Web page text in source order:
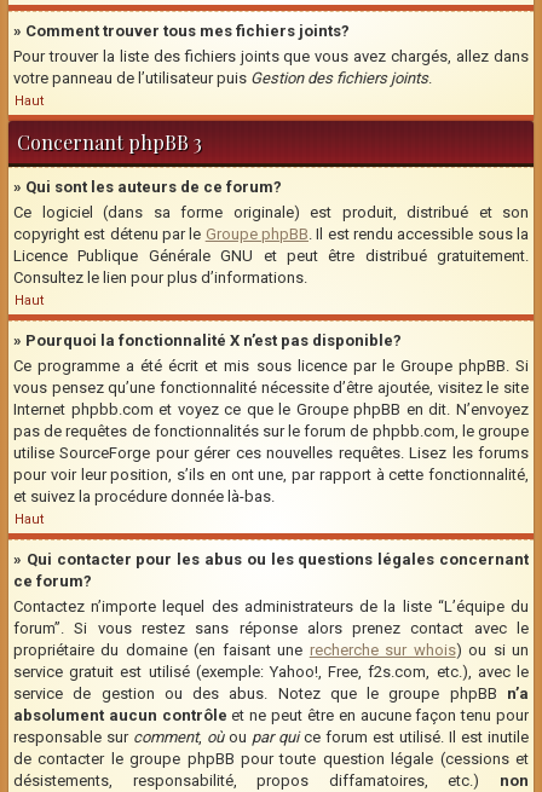
» Comment trouver tous mes fichiers joints?
Pour trouver la liste des fichiers joints que vous avez chargés, allez dans
votre panneau de l’utilisateur puis Gestion des fichiers joints.
Haut
Concernant phpBB 3
» Qui sont les auteurs de ce forum?
Ce logiciel (dans sa forme originale) est produit, distribué et son
copyright est détenu par le Groupe phpBB. Il est rendu accessible sous la
Licence Publique Générale GNU et peut être distribué gratuitement.
Consultez le lien pour plus d’informations.
Haut
» Pourquoi la fonctionnalité X n’est pas disponible?
Ce programme a été écrit et mis sous licence par le Groupe phpBB. Si
vous pensez qu’une fonctionnalité nécessite d’être ajoutée, visitez le site
Internet phpbb.com et voyez ce que le Groupe phpBB en dit. N’envoyez
pas de requêtes de fonctionnalités sur le forum de phpbb.com, le groupe
utilise SourceForge pour gérer ces nouvelles requêtes. Lisez les forums
pour voir leur position, s’ils en ont une, par rapport à cette fonctionnalité,
et suivez la procédure donnée là-bas.
Haut
» Qui contacter pour les abus ou les questions légales concernant
ce forum?
Contactez n’importe lequel des administrateurs de la liste “L’équipe du
forum”. Si vous restez sans réponse alors prenez contact avec le
propriétaire du domaine (en faisant une recherche sur whois) ou si un
service gratuit est utilisé (exemple: Yahoo!, Free, f2s.com, etc.), avec le
service de gestion ou des abus. Notez que le groupe phpBB n’a
absolument aucun contrôle et ne peut être en aucune façon tenu pour
responsable sur comment, oùou par quice forum est utilisé. Il est inutile
de contacter le groupe phpBB pour toute question légale (cessions et
désistements, responsabilité, propos diffamatoires, etc.) non